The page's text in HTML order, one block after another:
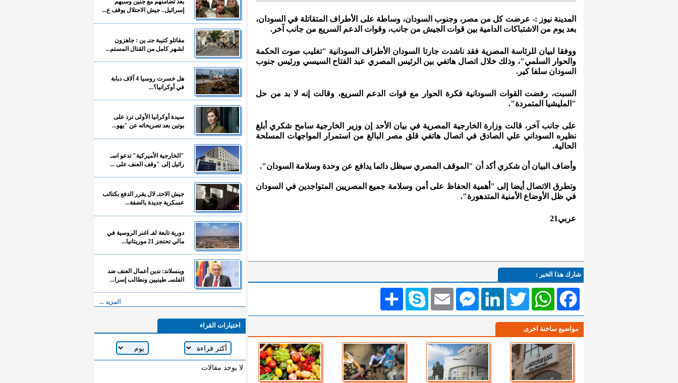
المدينة نيوز :- عرضت كل من مصر، وجنوب السودان، وساطة على الأطراف المتقاتلة في السودان،
بعد يوم من الاشتباكات الدامية بين قوات الجيش من جانب، وقوات الدعم السريع من جانب آخر.
ووفقا لبيان للرئاسة المصرية فقد ناشدت جارتا السودان الأطراف السودانية "تغليب صوت الحكمة
والحوار السلمي"، وذلك خلال اتصال هاتفي بين الرئيس المصري عبد الفتاح السيسي ورئيس جنوب
السودان سلفا كير.
السبت، رفضت القوات السودانية فكرة الحوار مع قوات الدعم السريع، وقالت إنه لا بد من حل
"المليشيا المتمردة".
على جانب آخر، قالت وزارة الخارجية المصرية في بيان الأحد إن وزير الخارجية سامح شكري أبلغ
نظيره السوداني علي الصادق في اتصال هاتفي قلق مصر البالغ من استمرار المواجهات المسلحة
الحالية.
وأضاف البيان أن شكري أكد أن "الموقف المصري سيظل دائما يدافع عن وحدة وسلامة السودان".
وتطرق الاتصال أيضا إلى "أهمية الحفاظ على أمن وسلامة جميع المصريين المتواجدين في السودان
في ظل الأوضاع الأمنية المتدهورة".
عربي21
شارك هذا الخبر :
انشر Skype EmailMessengerLinkedIn TwitterWhatsAppFacebook
مواضيع ساخنة اخرى
بعد تضامنهم مع جنين وسبهم
إسرائيل.. جيش الاحتلال يوقف ع...
مقاتلو كتيبة جنـ ين : جاهزون
لشهر كامل من القتال المستم...
هل خسرت روسيا 4 آلاف دبابة
في أوكرانيا؟...
سيدة أوكرانيا الأولى ترد على
بوتين بعد تصريحاته عن "يهو...
"الخارجية الأميركية" تدعو اسـ
رائيل إلى "وقف العنف على ...
جيش الاحتـ لال يقرر الدفع بكتائب
عسكرية جديدة بالضفة...
دورية تابعة لفـ اغنر الروسية في
مالي تحتجز 21 موريتانيا...
وينسلاند: ندين أعمال العنف ضد
الفلسـ طينيين ونطالب إسرا...
المزيد ...
اختيارات القراء
لا يوجد مقالات